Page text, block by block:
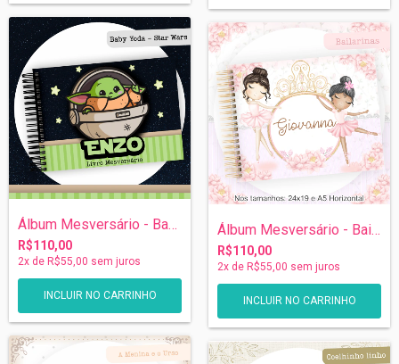
Álbum Mesversário - Baby Yoda - Star War...
R$110,00
2x de R$55,00 sem juros
INCLUIR NO CARRINHO
Álbum Mesversário - Bailarinas
R$110,00
2x de R$55,00 sem juros
INCLUIR NO CARRINHO